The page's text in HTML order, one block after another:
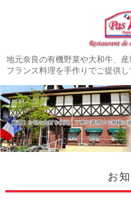
地元奈良の有機野菜や大和牛、
フランス料理を手作りでご提供
ホーム
お知らせ
メニュー
お